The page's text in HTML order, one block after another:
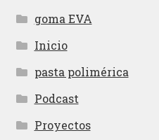
goma EVA
Inicio
pasta polimérica
Podcast
Proyectos